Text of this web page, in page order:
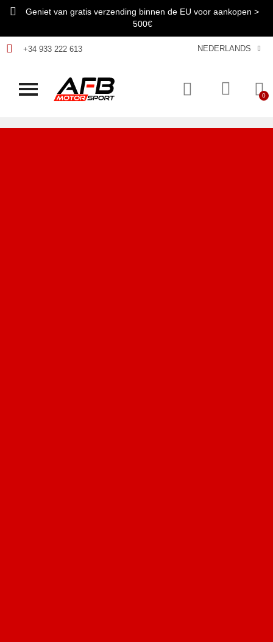
Geniet van gratis verzending binnen de EU voor aankopen >
500€
+34 933 222 613 NEDERLANDS